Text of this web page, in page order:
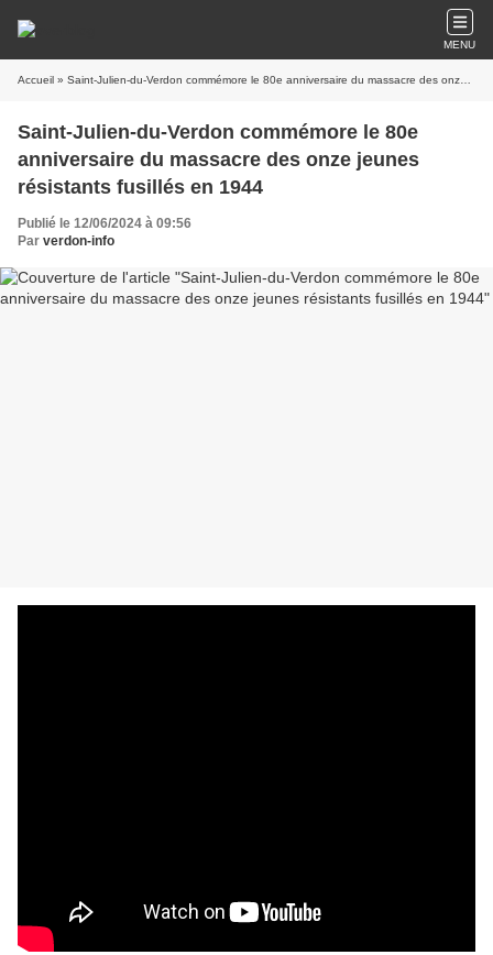
MENU
Accueil » Saint-Julien-du-Verdon commémore le 80e anniversaire du massacre des onze jeunes résistants fusillés en 1944
Saint-Julien-du-Verdon commémore le 80e
anniversaire du massacre des onze jeunes
résistants fusillés en 1944
Publié le 12/06/2024 à 09:56
Par verdon-info